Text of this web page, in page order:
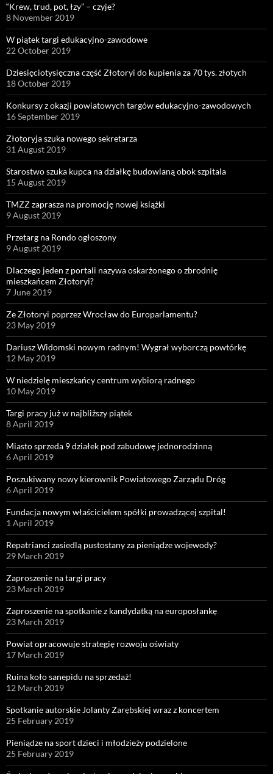
“Krew, trud, pot, łzy” – czyje?
8 November 2019
W piątek targi edukacyjno-zawodowe
22 October 2019
Dziesięciotysięczna część Złotoryi do kupienia za 70 tys. złotych
18 October 2019
Konkursy z okazji powiatowych targów edukacyjno-zawodowych
16 September 2019
Złotoryja szuka nowego sekretarza
31 August 2019
Starostwo szuka kupca na działkę budowlaną obok szpitala
15 August 2019
TMZZ zaprasza na promocję nowej książki
9 August 2019
Przetarg na Rondo ogłoszony
9 August 2019
Dlaczego jeden z portali nazywa oskarżonego o zbrodnię
mieszkańcem Złotoryi?
7 June 2019
Ze Złotoryi poprzez Wrocław do Europarlamentu?
23 May 2019
Dariusz Widomski nowym radnym! Wygrał wyborczą powtórkę
12 May 2019
W niedzielę mieszkańcy centrum wybiorą radnego
10 May 2019
Targi pracy już w najbliższy piątek
8 April 2019
Miasto sprzeda 9 działek pod zabudowę jednorodzinną
6 April 2019
Poszukiwany nowy kierownik Powiatowego Zarządu Dróg
6 April 2019
Fundacja nowym właścicielem spółki prowadzącej szpital!
1 April 2019
Repatrianci zasiedlą pustostany za pieniądze wojewody?
29 March 2019
Zaproszenie na targi pracy
23 March 2019
Zaproszenie na spotkanie z kandydatką na europosłankę
23 March 2019
Powiat opracowuje strategię rozwoju oświaty
17 March 2019
Ruina koło sanepidu na sprzedaż!
12 March 2019
Spotkanie autorskie Jolanty Zarębskiej wraz z koncertem
25 February 2019
Pieniądze na sport dzieci i młodzieży podzielone
25 February 2019